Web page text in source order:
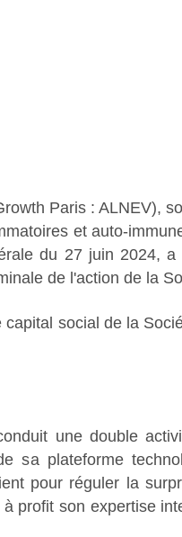
Paris : ALNEV),
et auto-
du 27 juin 2024,
de l'action de la
social de la
une double
sa plateforme
pour réguler la
profit son expertise